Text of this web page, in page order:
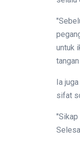
untuk
Ia
sifat
"Sikap